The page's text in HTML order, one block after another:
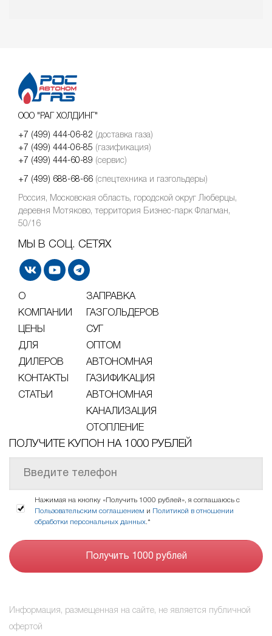
ООО "РАГ ХОЛДИНГ"
+7 (499) 444-06-82 (доставка газа)
+7 (499) 444-06-85 (газификация)
+7 (499) 444-60-89 (сервис)
+7 (499) 688-68-66 (спецтехника и газгольдеры)
Россия, Московская область, городской округ Люберцы,
деревня Мотяково, территория Бизнес-парк Флагман,
50/16
МЫ В СОЦ. СЕТЯХ
О
КОМПАНИИ
ЦЕНЫ
ДЛЯ
ДИЛЕРОВ
КОНТАКТЫ
СТАТЬИ
ЗАПРАВКА
ГАЗГОЛЬДЕРОВ
СУГ
ОПТОМ
АВТОНОМНАЯ
ГАЗИФИКАЦИЯ
АВТОНОМНАЯ
КАНАЛИЗАЦИЯ
ОТОПЛЕНИЕ
ПОЛУЧИТЕ КУПОН НА 1000 РУБЛЕЙ
Нажимая на кнопку «Получить 1000 рублей», я соглашаюсь с
Пользовательским соглашением и Политикой в отношении
обработки персональных данных.*
Информация, размещенная на сайте, не является публичной
офертой